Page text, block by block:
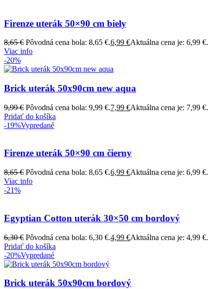
Firenze uterák 50×90 cm biely
8,65€ Pôvodná cena bola: 8,65 €.6,99 €Aktuálna cena je: 6,99 €.
Viac info
-20%
Brick uterák 50x90cm new aqua
9,99€ Pôvodná cena bola: 9,99 €.7,99 €Aktuálna cena je: 7,99 €.
Pridať do košíka
-19%Vypredané
Firenze uterák 50×90 cm čierny
8,65€ Pôvodná cena bola: 8,65 €.6,99 €Aktuálna cena je: 6,99 €.
Viac info
-21%
Egyptian Cotton uterák 30×50 cm bordový
6,30€ Pôvodná cena bola: 6,30 €.4,99 €Aktuálna cena je: 4,99 €.
Pridať do košíka
-20%Vypredané
Brick uterák 50x90cm bordový